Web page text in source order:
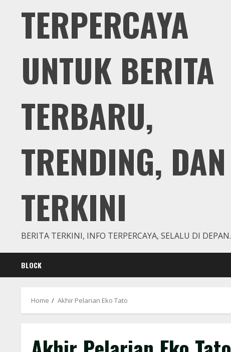
TERPERCAYA
UNTUK BERITA
TERBARU,
TRENDING, DAN
TERKINI
BERITA TERKINI, INFO TERPERCAYA, SELALU DI DEPAN.
BLOCK
Home Akhir Pelarian Eko Tato